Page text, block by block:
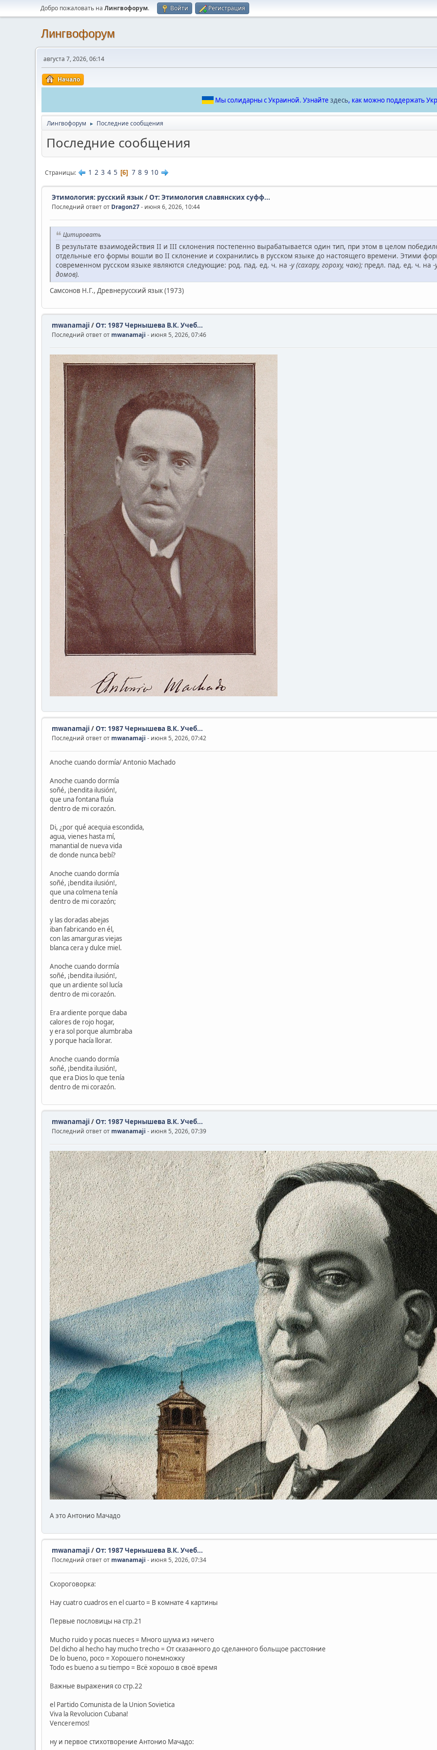
Добро пожаловать на Лингвофорум. Войти Регистрация
Лингвофорум
августа 7, 2026, 06:14
Начало
Мы солидарны с Украиной. Узнайте здесь, как можно поддержать
Лингвофорум ► Последние сообщения
Последние сообщения
Страницы 1 2 3 4 5 6 7 8 9 10
Этимология: русский язык/От: Этимология славянских суфф...
Последний ответ от Dragon27- июня 6, 2026, 10:44
Цитировать
В результате взаимодействия II и III склонения постепенно вырабатывается один тип, при этом в целом
отдельные его формы вошли во II склонение и сохранились в русском языке до настоящего времени. Этими
современном русском языке являются следующие: род. пад. ед. ч. на -у (сахару, гороху, чаю); предл. пад. ед. ч. на -
домов).
Самсонов Н.Г., Древнерусский язык (1973)
mwanamaji /От: 1987 Чернышева В.К. Учеб...
Последний ответ от mwanamaji - июня 5, 2026, 07:46
mwanamaji /От: 1987 Чернышева В.К. Учеб...
Последний ответ от mwanamaji - июня 5, 2026, 07:42
Anoche cuando dormía/ Antonio Machado
Anoche cuando dormía
soñé, ¡bendita ilusión!,
que una fontana fluía
dentro de mi corazón.
Di, ¿por qué acequia escondida,
agua, vienes hasta mí,
manantial de nueva vida
de donde nunca bebí?
Anoche cuando dormía
soñé, ¡bendita ilusión!,
que una colmena tenía
dentro de mi corazón;
y las doradas abejas
iban fabricando en él,
con las amarguras viejas
blanca cera y dulce miel.
Anoche cuando dormía
soñé, ¡bendita ilusión!,
que un ardiente sol lucía
dentro de mi corazón.
Era ardiente porque daba
calores de rojo hogar,
y era sol porque alumbraba
y porque hacía llorar.
Anoche cuando dormía
soñé, ¡bendita ilusión!,
que era Dios lo que tenía
dentro de mi corazón.
mwanamaji /От: 1987 Чернышева В.К. Учеб...
Последний ответ от mwanamaji - июня 5, 2026, 07:39
А это Антонио Мачадо
mwanamaji /От: 1987 Чернышева В.К. Учеб...
Последний ответ от mwanamaji - июня 5, 2026, 07:34
Скороговорка:
Hay cuatro cuadros en el cuarto = В комнате 4 картины
Первые пословицы на стр.21
Mucho ruido y pocas nueces = Много шума из ничего
Del dicho al hecho hay mucho trecho = От сказанного до сделанного больщое расстояние
De lo bueno, poco = Хорошего понемножку
Todo es bueno a su tiempo = Всё хорошо в своё время
Важные выражения со стр.22
el Partido Comunista de la Union Sovietica
Viva la Revolucion Cubana!
Venceremos!
ну и первое стихотворение Антонио Мачадо: